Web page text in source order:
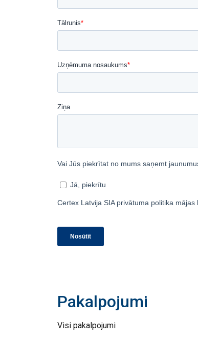
Pakalpojumi
Visi pakalpojumi